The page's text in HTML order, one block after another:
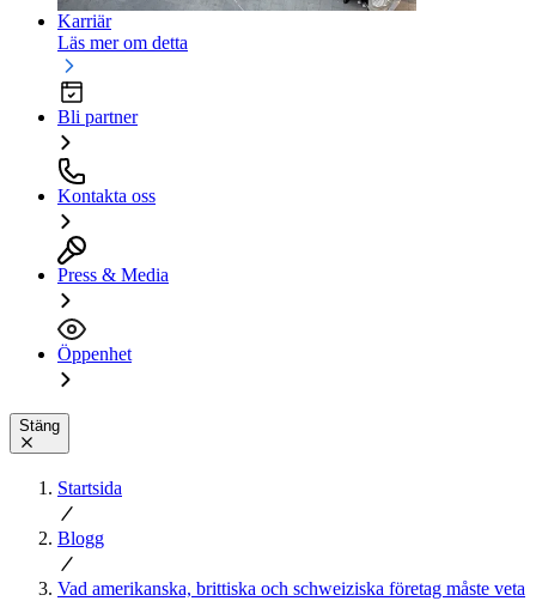
Karriär
Läs mer om detta
Bli partner
Kontakta oss
Press & Media
Öppenhet
Stäng
Startsida
Blogg
Vad amerikanska, brittiska och schweiziska företag måste veta